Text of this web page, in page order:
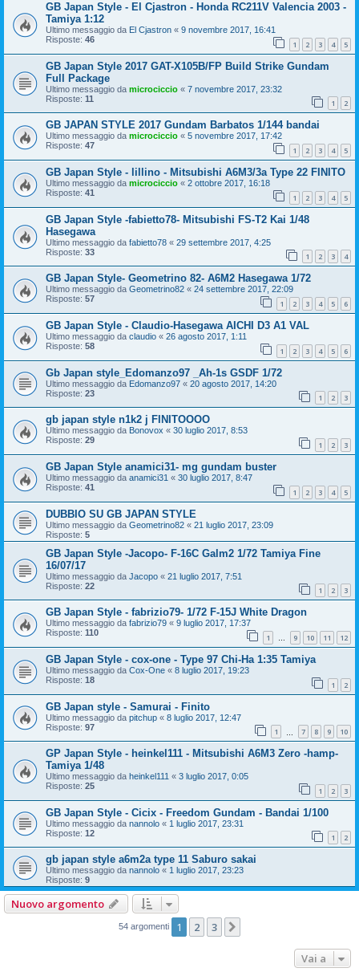
GB Japan Style - El Cjastron - Honda RC211V Valencia 2003 -
Tamiya 1:12
Ultimo messaggio da El Cjastron « 9 novembre 2017, 16:41
Risposte: 46 1 2 3 4 5
GB Japan Style 2017 GAT-X105B/FP Build Strike Gundam
Full Package
Ultimo messaggio da microciccio « 7 novembre 2017, 23:32
Risposte: 11 1 2
GB JAPAN STYLE 2017 Gundam Barbatos 1/144 bandai
Ultimo messaggio da microciccio « 5 novembre 2017, 17:42
Risposte: 47 1 2 3 4 5
GB Japan Style - lillino - Mitsubishi A6M3/3a Type 22 FINITO
Ultimo messaggio da microciccio « 2 ottobre 2017, 16:18
Risposte: 41 1 2 3 4 5
GB Japan Style -fabietto78- Mitsubishi FS-T2 Kai 1/48
Hasegawa
Ultimo messaggio da fabietto78 « 29 settembre 2017, 4:25
Risposte: 33 1 2 3 4
GB Japan Style- Geometrino 82- A6M2 Hasegawa 1/72
Ultimo messaggio da Geometrino82 « 24 settembre 2017, 22:09
Risposte: 57 1 2 3 4 5 6
GB Japan Style - Claudio-Hasegawa AICHI D3 A1 VAL
Ultimo messaggio da claudio « 26 agosto 2017, 1:11
Risposte: 58 1 2 3 4 5 6
Gb Japan style_Edomanzo97 _Ah-1s GSDF 1/72
Ultimo messaggio da Edomanzo97 « 20 agosto 2017, 14:20
Risposte: 23 1 2 3
gb japan style n1k2 j FINITOOOO
Ultimo messaggio da Bonovox « 30 luglio 2017, 8:53
Risposte: 29 1 2 3
GB Japan Style anamici31- mg gundam buster
Ultimo messaggio da anamici31 « 30 luglio 2017, 8:47
Risposte: 41 1 2 3 4 5
DUBBIO SU GB JAPAN STYLE
Ultimo messaggio da Geometrino82 « 21 luglio 2017, 23:09
Risposte: 5
GB Japan Style -Jacopo- F-16C Galm2 1/72 Tamiya Fine
16/07/17
Ultimo messaggio da Jacopo « 21 luglio 2017, 7:51
Risposte: 22 1 2 3
GB Japan Style - fabrizio79- 1/72 F-15J White Dragon
Ultimo messaggio da fabrizio79 « 9 luglio 2017, 17:37
Risposte: 110 1 … 9 10 11 12
GB Japan Style - cox-one - Type 97 Chi-Ha 1:35 Tamiya
Ultimo messaggio da Cox-One « 8 luglio 2017, 19:23
Risposte: 18 1 2
GB Japan style - Samurai - Finito
Ultimo messaggio da pitchup « 8 luglio 2017, 12:47
Risposte: 97 1 7 8 9 10
GP Japan Style - heinkel111 - Mitsubishi A6M3 Zero -hamp-
Tamiya 1/48
Ultimo messaggio da heinkel111 « 3 luglio 2017, 0:05
Risposte: 25 1 2 3
GB Japan Style - Cicix - Freedom Gundam - Bandai 1/100
Ultimo messaggio da nannolo « 1 luglio 2017, 23:31
Risposte: 12 1 2
gb japan style a6m2a type 11 Saburo sakai
Ultimo messaggio da nannolo « 1 luglio 2017, 23:23
Risposte: 9
Nuovo argomento
54 argomenti 1 2 3
Vai a